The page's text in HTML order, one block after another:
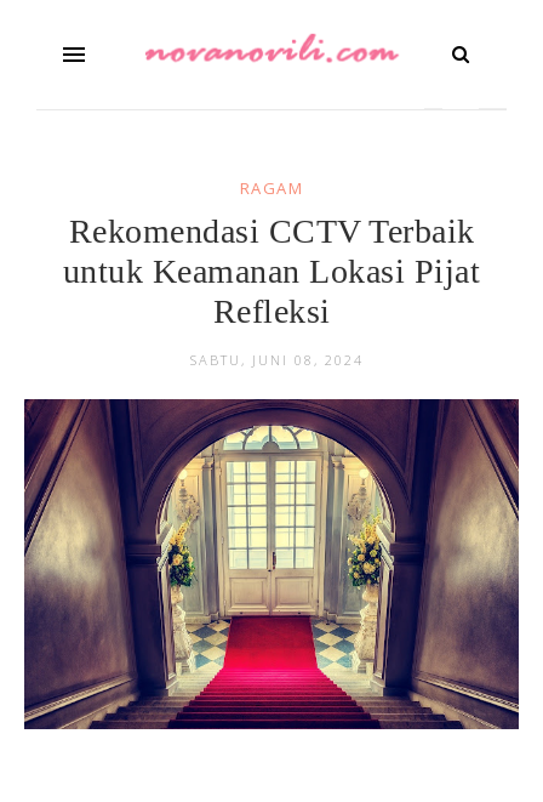
RAGAM
Rekomendasi CCTV Terbaik
untuk Keamanan Lokasi Pijat
Refleksi
SABTU, JUNI 08, 2024